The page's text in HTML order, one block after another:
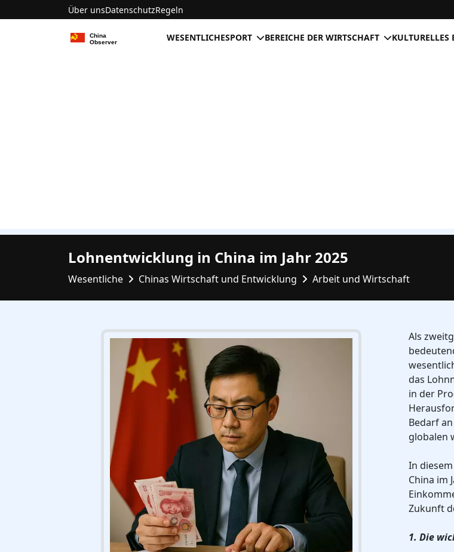
Über unsDatenschutzRegeln
WESENTLICHESPORT BEREICHE DER WIRTSCHAFT KULTURELLES
Lohnentwicklung in China im Jahr 2025
Wesentliche Chinas Wirtschaft und Entwicklung Arbeit und Wirtschaft
Als
das
in der
Bedarf
globalen
In
China im
Zukunft
1. Die